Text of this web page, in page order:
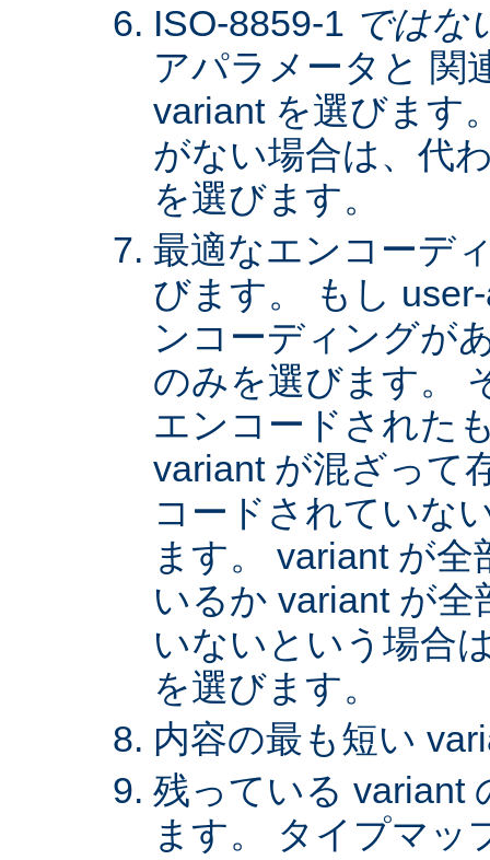
ISO-8859-1 ではな
アパラメータと 関
variant を選びます
がない場合は、代
を選びます。
最適なエンコーデ
びます。 もし
ンコーディングが
のみを選びます。
エンコードされた
variant が混ざって
コードされていな
ます。 variant が
いるか variant が
いないという場合
を選びます。
内容の最も短い
残っている variant
ます。 タイプマッ